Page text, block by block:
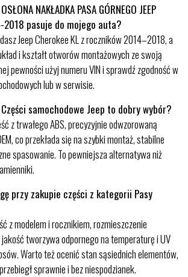
NAKŁADKA PASA GÓRNEGO JEEP
2018 pasuje do mojego auta?
Jeep Cherokee KL z roczników 2014–2018, a
i kształt otworów montażowych ze swoją
pewności użyj numeru VIN i sprawdź zgodność w
lub w serwisie.
samochodowe Jeep to dobry wybór?
z trwałego ABS, precyzyjnie odwzorowaną
co przekłada się na szybki montaż, stabilne
spasowanie. To pewniejsza alternatywa niż
przy zakupie części z kategorii Pasy
z modelem i rocznikiem, rozmieszczenie
tworzywa odpornego na temperaturę i UV
Warto też ocenić stan sąsiednich elementów,
sprawnie i bez niespodzianek.